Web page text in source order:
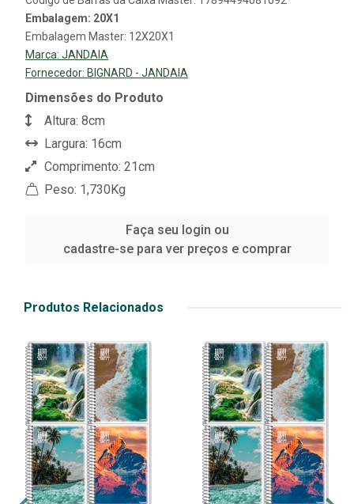
Embalagem: 20X1
Embalagem Master: 12X20X1
Marca: JANDAIA
Fornecedor: BIGNARD - JANDAIA
Dimensões do Produto
Altura: 8cm
Largura: 16cm
Comprimento: 21cm
Peso: 1,730Kg
Faça seu login ou
cadastre-se para ver preços e comprar
Produtos Relacionados